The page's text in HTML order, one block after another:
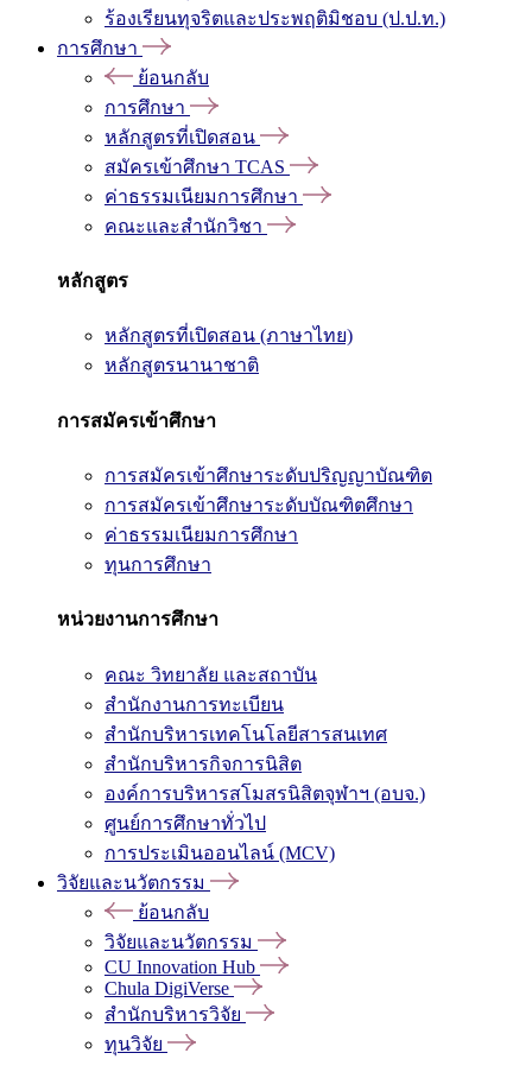
ร้องเรียนทุจริตและประพฤติมิชอบ (ป.ป.ท.)
การศึกษา
ย้อนกลับ
การศึกษา
หลักสูตรที่เปิดสอน
สมัครเข้าศึกษา TCAS
ค่าธรรมเนียมการศึกษา
คณะและสำนักวิชา
หลักสูตร
หลักสูตรที่เปิดสอน (ภาษาไทย)
หลักสูตรนานาชาติ
การสมัครเข้าศึกษา
การสมัครเข้าศึกษาระดับปริญญาบัณฑิต
การสมัครเข้าศึกษาระดับบัณฑิตศึกษา
ค่าธรรมเนียมการศึกษา
ทุนการศึกษา
หน่วยงานการศึกษา
คณะ วิทยาลัย และสถาบัน
สำนักงานการทะเบียน
สำนักบริหารเทคโนโลยีสารสนเทศ
สำนักบริหารกิจการนิสิต
องค์การบริหารสโมสรนิสิตจุฬาฯ (อบจ.)
ศูนย์การศึกษาทั่วไป
การประเมินออนไลน์ (MCV)
วิจัยและนวัตกรรม
ย้อนกลับ
วิจัยและนวัตกรรม
CU Innovation Hub
Chula DigiVerse
สำนักบริหารวิจัย
ทุนวิจัย